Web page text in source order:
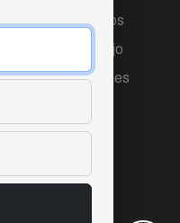
Mario Campos
Renata Araújo
Wagner Gomes